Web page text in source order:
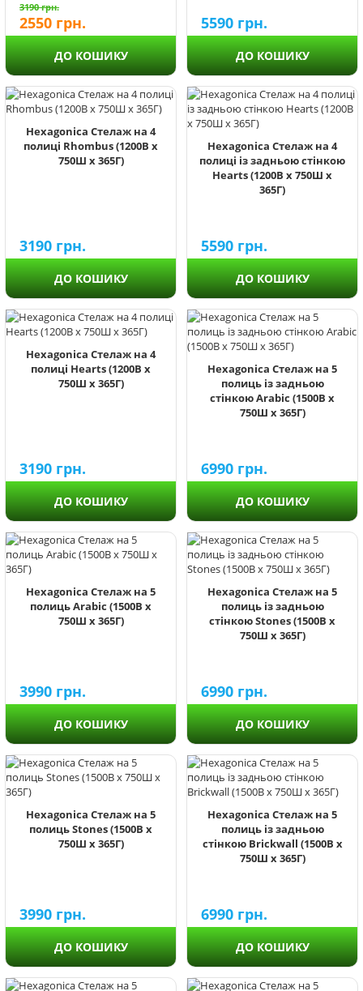
3190грн.
2550 грн.
ДО КОШИКУ
5590 грн.
ДО КОШИКУ
Hexagonica Стелаж на 4
полиці Rhombus (1200В х
750Ш х 365Г)
3190 грн.
ДО КОШИКУ
Hexagonica Стелаж на 4
полиці із задньою стінкою
Hearts (1200В х 750Ш х
365Г)
5590 грн.
ДО КОШИКУ
Hexagonica Стелаж на 4
полиці Hearts (1200В х
750Ш х 365Г)
3190 грн.
ДО КОШИКУ
Hexagonica Стелаж на 5
полиць із задньою
стінкою Arabic (1500В х
750Ш х 365Г)
6990 грн.
ДО КОШИКУ
Hexagonica Стелаж на 5
полиць Arabic (1500В х
750Ш х 365Г)
3990 грн.
ДО КОШИКУ
Hexagonica Стелаж на 5
полиць із задньою
стінкою Stones (1500В х
750Ш х 365Г)
6990 грн.
ДО КОШИКУ
Hexagonica Стелаж на 5
полиць Stones (1500В х
750Ш х 365Г)
3990 грн.
ДО КОШИКУ
Hexagonica Стелаж на 5
полиць із задньою
стінкою Brickwall (1500В х
750Ш х 365Г)
6990 грн.
ДО КОШИКУ